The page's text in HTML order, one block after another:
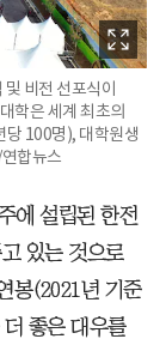
비전 선포식이
학은 세계 최초의
당 100명), 대학원생
합뉴스
에 설립된 한전
있는 것으로
봉(2021년 기준
좋은 대우를